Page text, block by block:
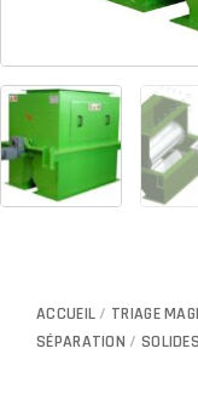
ACCUEIL / TRIAGE
SÉPARATION / SOLIDES